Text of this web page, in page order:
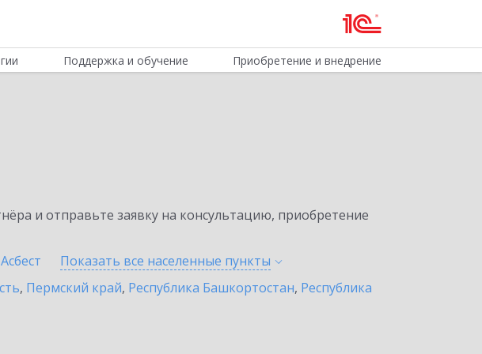
Поддержка и обучение Приобретение и внедрение
и отправьте заявку на консультацию, приобретение
Асбест Показать все населенные пункты
, Пермский край, Республика Башкортостан, Республика